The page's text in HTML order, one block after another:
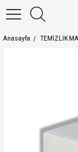
Anasayfa TEMİZLİK